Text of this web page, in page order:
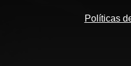
Políticas